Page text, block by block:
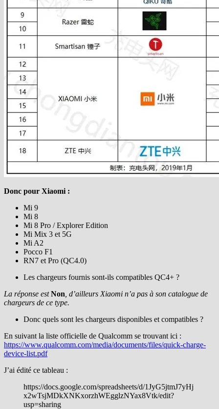
Donc pour Xiaomi :
Mi 9
Mi 8
Mi 8 Pro / Explorer Edition
Mi Mix 3 et 5G
Mi A2
Pocco F1
RN7 et Pro (QC4.0)
Les chargeurs fournis sont-ils compatibles QC4+ ?
La réponse estNon , d’ailleurs Xiaomi n’a pas à son catalogue de
chargeurs de ce type.
Donc quels sont les chargeurs disponibles et compatibles ?
En suivant la liste officielle de Qualcomm se trouvant ici :
https://www.qualcomm.com/media/documents/files/quick-charge-
device-list.pdf
J’ai édité ce tableau :
https://docs.google.com/spreadsheets/d/1JyG5jtmJ7yHj
x2wTsjMDkXNKxorzhWEgglzNYax8Vtk/edit?
usp=sharing